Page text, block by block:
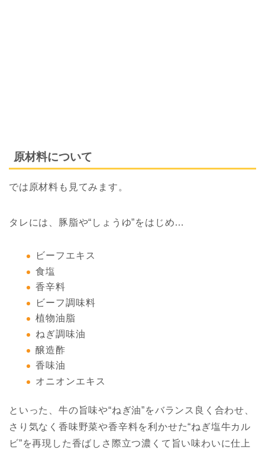
原材料について
では原材料も見てみます。
タレには、豚脂や“しょうゆ”をはじめ…
ビーフエキス
食塩
香辛料
ビーフ調味料
植物油脂
ねぎ調味油
醸造酢
香味油
オニオンエキス
といった、牛の旨味や“ねぎ油”をバランス良く合わせ、
さり気なく香味野菜や香辛料を利かせた“ねぎ塩牛カル
ビ”を再現した香ばしさ際立つ濃くて旨い味わいに仕上